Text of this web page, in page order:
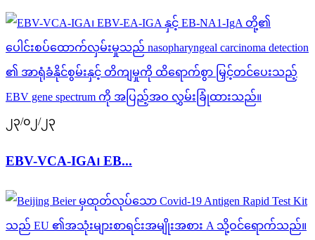
၂၃/၀၂/၂၃
EBV-VCA-IGA၊ EB...